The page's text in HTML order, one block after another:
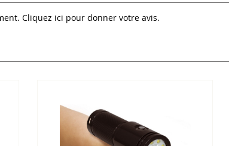
Cliquez ici pour donner votre avis.